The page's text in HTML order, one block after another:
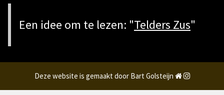
Een idee om te lezen: "Telders Zus"
Deze website is gemaakt door Bart Golsteijn